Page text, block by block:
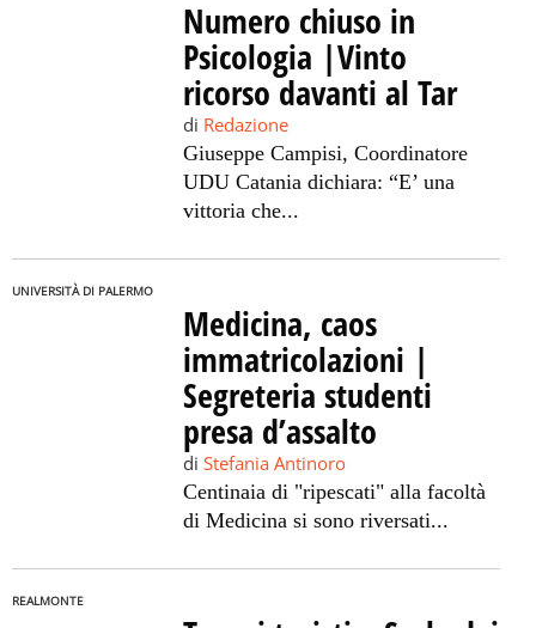
Numero chiuso in
Psicologia |Vinto
ricorso davanti al Tar
di Redazione
Giuseppe Campisi, Coordinatore
UDU Catania dichiara: “E’ una
vittoria che...
UNIVERSITÀ DI PALERMO
Medicina, caos
immatricolazioni |
Segreteria studenti
presa d’assalto
di Stefania Antinoro
Centinaia di "ripescati" alla facoltà
di Medicina si sono riversati...
REALMONTE